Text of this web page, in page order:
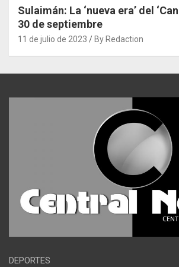
Sulaimán: La ‘nueva era’ del
30 de septiembre
11 de julio de 2023 By Redaction
DEPORTES